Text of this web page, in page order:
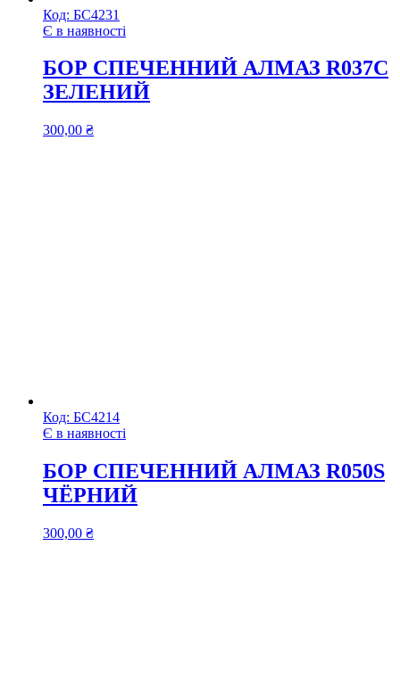
Код: БС4231
Є в наявності
БОР СПЕЧЕННИЙ АЛМАЗ R037C
ЗЕЛЕНИЙ
300,00 ₴
Код: БС4214
Є в наявності
БОР СПЕЧЕННИЙ АЛМАЗ R050S
ЧЁРНИЙ
300,00 ₴